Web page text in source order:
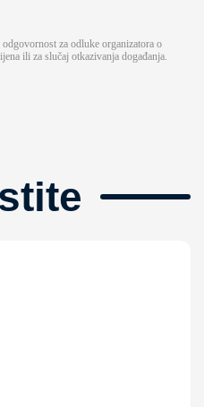
za odluke organizatora o
ili za slučaj otkazivanja događanja.